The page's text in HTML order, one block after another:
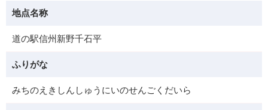
地点名称
道の駅信州新野千石平
ふりがな
みちのえきしんしゅうにいのせんごくだいら